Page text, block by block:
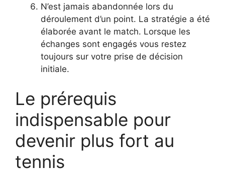
N’est jamais abandonnée lors du
déroulement d’un point. La stratégie a été
élaborée avant le match. Lorsque les
échanges sont engagés vous restez
toujours sur votre prise de décision
initiale.
Le prérequis
indispensable pour
devenir plus fort au
tennis